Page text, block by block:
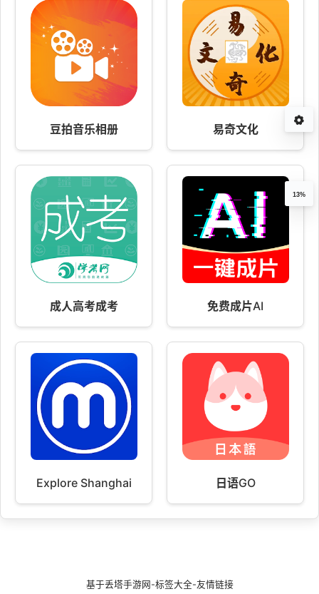
豆拍音乐相册 易奇文化
成人高考成考 免费成片AI
Explore Shanghai 日语GO
13%
基于丢塔手游网 -标签大全-友情链接